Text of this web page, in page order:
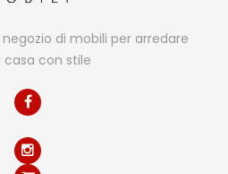
di mobili per arredare
casa con stile